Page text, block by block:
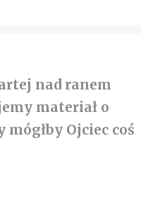
nad ranem
materiał o
Ojciec coś